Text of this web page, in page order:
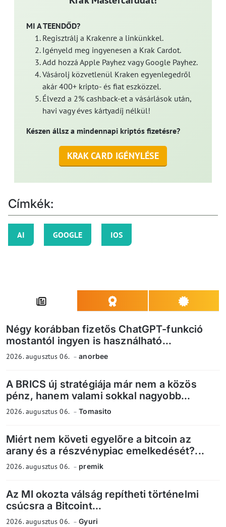
MI A TEENDŐD?
Regisztrálj a Krakenre a linkünkkel.
Igényeld meg ingyenesen a Krak Cardot.
Add hozzá Apple Payhez vagy Google Payhez.
Vásárolj közvetlenül Kraken egyenlegedről
akár 400+ kripto- és fiat eszközzel.
Élvezd a 2% cashback-et a vásárlások után,
havi vagy éves kártyadíj nélkül!
Készen állsz a mindennapi kriptós fizetésre?
KRAK CARD IGÉNYLÉSE
Címkék:
AI GOOGLE IOS
Négy korábban fizetős ChatGPT-funkció
mostantól ingyen is használható...
2026. augusztus 06. anorbee
A BRICS új stratégiája már nem a közös
pénz, hanem valami sokkal nagyobb...
2026. augusztus 06. Tomasito
Miért nem követi egyelőre a bitcoin az
arany és a részvénypiac emelkedését?...
2026. augusztus 06. premik
Az MI okozta válság repítheti történelmi
csúcsra a Bitcoint...
2026. augusztus 06. Gyuri